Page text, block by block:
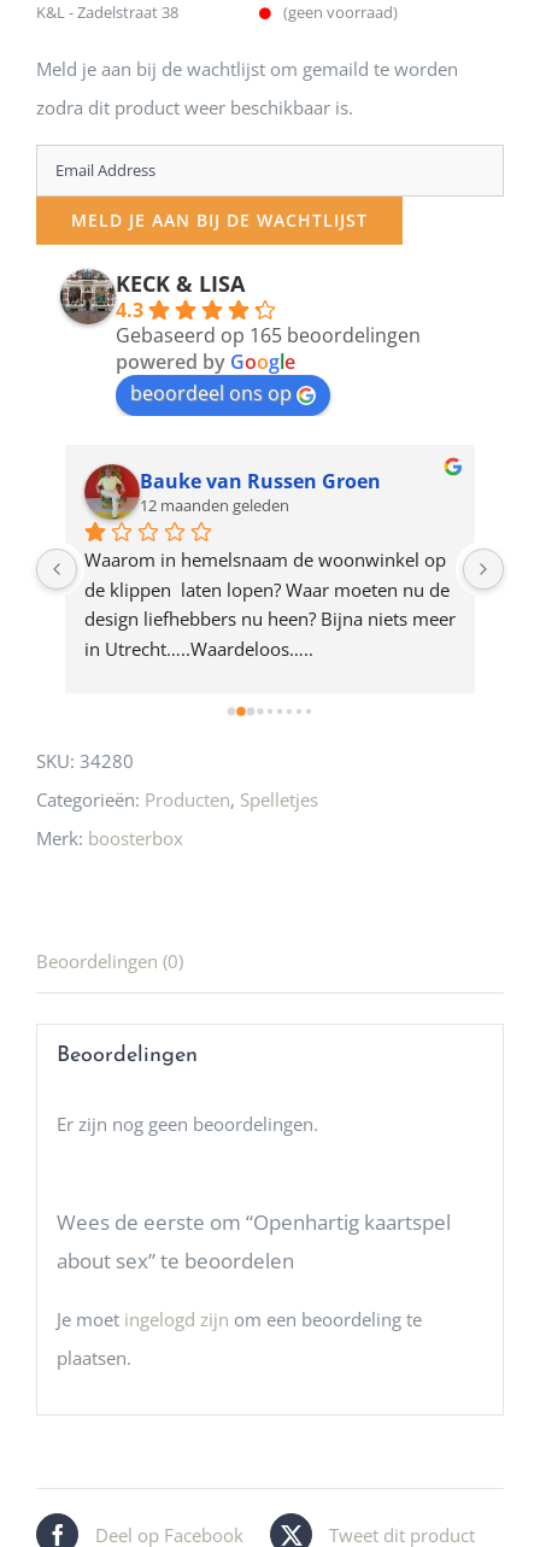
K&L - Zadelstraat 38 (geen voorraad)
Meld je aan bij de wachtlijst om gemaild te worden
zodra dit product weer beschikbaar is.
Enter
your
email
address
product
MELD JE AAN BIJ DE WACHTLIJST
KECK & LISA
4.3
Gebaseerd op 165 beoordelingen
powered by Google
beoordeel ons op
Bauke van Russen Groen
12 maanden geleden
Waarom in hemelsnaam de woonwinkel op
de klippen  laten lopen? Waar moeten nu de
design liefhebbers nu heen? Bijna niets meer
in Utrecht…..Waardeloos…..
SKU: 34280
Categorieën: Producten, Spelletjes
Merk: boosterbox
Beoordelingen (0)
Beoordelingen
Er zijn nog geen beoordelingen.
Wees de eerste om “Openhartig kaartspel
about sex” te beoordelen
Je moet ingelogd zijn om een beoordeling te
plaatsen.
Deel op Facebook Tweet dit product